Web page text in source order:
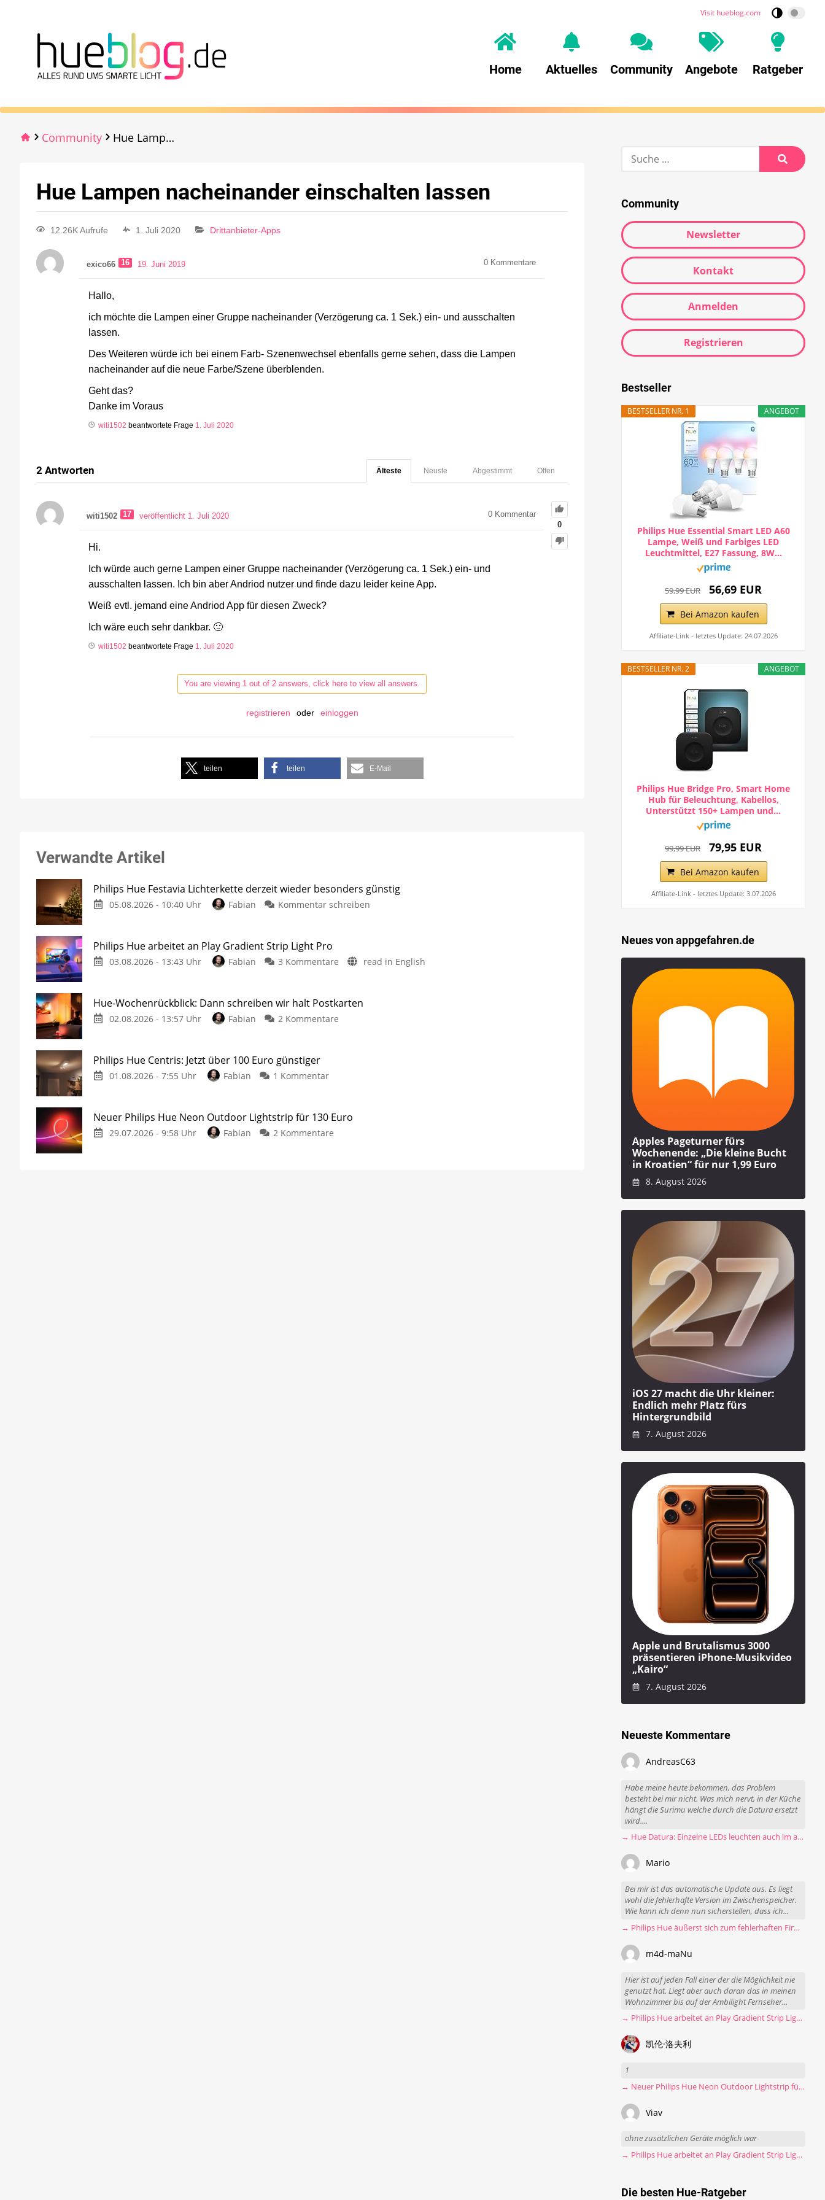
Visit hueblog.com
Home Aktuelles Community Angebote Ratgeber
Community Hue Lampen nacheinander einschalten lassen
Hue Lampen nacheinander einschalten lassen
12.26K Aufrufe 1. Juli 2020 Drittanbieter-Apps
exico66 16 19. Juni 2019 0 Kommentare
Hallo,
ich möchte die Lampen einer Gruppe nacheinander (Verzögerung ca. 1 Sek.) ein- und ausschalten
lassen.
Des Weiteren würde ich bei einem Farb- Szenenwechsel ebenfalls gerne sehen, dass die Lampen
nacheinander auf die neue Farbe/Szene überblenden.
Geht das?
Danke im Voraus
witi1502 beantwortete Frage 1. Juli 2020
2 Antworten Offen
Abgestimmt
Neuste
Älteste
0
witi1502 17 veröffentlicht 1. Juli 2020 0 Kommentar
Hi.
Ich würde auch gerne Lampen einer Gruppe nacheinander (Verzögerung ca. 1 Sek.) ein- und
ausschalten lassen. Ich bin aber Andriod nutzer und finde dazu leider keine App.
Weiß evtl. jemand eine Andriod App für diesen Zweck?
Ich wäre euch sehr dankbar. 🙂
witi1502 beantwortete Frage 1. Juli 2020
You are viewing 1 out of 2 answers, click here to view all answers.
registrieren oder einloggen
teilen teilen E-Mail
Verwandte Artikel
Philips Hue Festavia Lichterkette derzeit wieder besonders günstig
05.08.2026 - 10:40 Uhr Fabian Kommentar schreiben
Philips Hue arbeitet an Play Gradient Strip Light Pro
03.08.2026 - 13:43 Uhr Fabian 3 Kommentare read in English
Hue-Wochenrückblick: Dann schreiben wir halt Postkarten
02.08.2026 - 13:57 Uhr Fabian 2 Kommentare
Philips Hue Centris: Jetzt über 100 Euro günstiger
01.08.2026 - 7:55 Uhr Fabian 1 Kommentar
Neuer Philips Hue Neon Outdoor Lightstrip für 130 Euro
29.07.2026 - 9:58 Uhr Fabian 2 Kommentare
Community
Newsletter
Kontakt
Anmelden
Registrieren
Bestseller
ANGEBOT
BESTSELLER NR. 1
Philips Hue Essential Smart LED A60
Lampe, Weiß und Farbiges LED
Leuchtmittel, E27 Fassung, 8W...
59,99 EUR 56,69 EUR
Bei Amazon kaufen
Affiliate-Link - letztes Update: 24.07.2026
ANGEBOT
BESTSELLER NR. 2
Philips Hue Bridge Pro, Smart Home
Hub für Beleuchtung, Kabellos,
Unterstützt 150+ Lampen und...
99,99 EUR 79,95 EUR
Bei Amazon kaufen
Affiliate-Link - letztes Update: 3.07.2026
Neues von appgefahren.de
Apples Pageturner fürs
Wochenende: „Die kleine Bucht
in Kroatien“ für nur 1,99 Euro
8. August 2026
iOS 27 macht die Uhr kleiner:
Endlich mehr Platz fürs
Hintergrundbild
7. August 2026
Apple und Brutalismus 3000
präsentieren iPhone-Musikvideo
„Kairo“
7. August 2026
Neueste Kommentare
AndreasC63
Habe meine heute bekommen, das Problem
besteht bei mir nicht. Was mich nervt, in der Küche
hängt die Surimu welche durch die Datura ersetzt
wird....
→ Hue Datura: Einzelne LEDs leuchten auch im ausgeschalteten Zustand
Mario
Bei mir ist das automatische Update aus. Es liegt
wohl die fehlerhafte Version im Zwischenspeicher.
Wie kann ich denn nun sicherstellen, dass ich...
→ Philips Hue äußerst sich zum fehlerhaften Firmware-Update
m4d-maNu
Hier ist auf jeden Fall einer der die Möglichkeit nie
genutzt hat. Liegt aber auch daran das in meinen
Wohnzimmer bis auf der Ambilight Fernseher...
→ Philips Hue arbeitet an Play Gradient Strip Light Pro
凯伦·洛夫利
1
→ Neuer Philips Hue Neon Outdoor Lightstrip für 130 Euro
Viav
ohne zusätzlichen Geräte möglich war
→ Philips Hue arbeitet an Play Gradient Strip Light Pro
Die besten Hue-Ratgeber